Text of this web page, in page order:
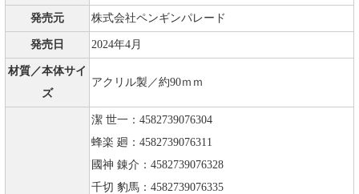
発売元 株式会社ペンギンパレード
発売日 2024年4月
材質／本体サイ
ズ
アクリル製／約90ｍｍ
潔 世一：4582739076304
蜂楽 廻：4582739076311
國神 錬介：4582739076328
千切 豹馬：4582739076335